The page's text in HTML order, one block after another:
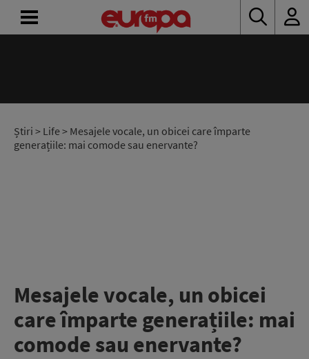
Știri > Life> Mesajele vocale, un obicei care împarte
generațiile: mai comode sau enervante?
Mesajele vocale, un obicei
care împarte generațiile: mai
comode sau enervante?
RADIO